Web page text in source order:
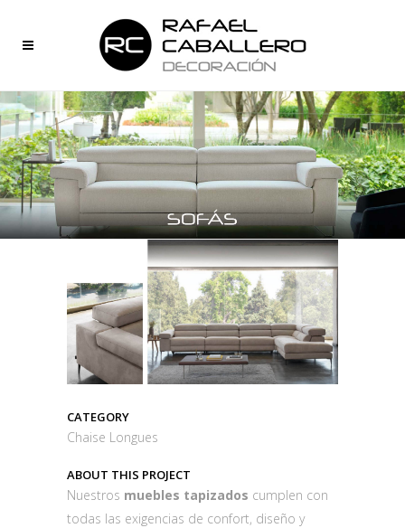
CATEGORY
Chaise Longues
ABOUT THIS PROJECT
Nuestros muebles tapizados cumplen con
todas las exigencias de confort, diseño y